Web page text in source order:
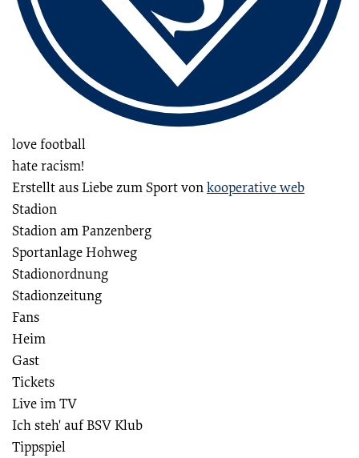
love football
hate racism!
Erstellt aus Liebe zum Sport von
kooperative web
Stadion
Stadion am Panzenberg
Sportanlage Hohweg
Stadionordnung
Stadionzeitung
Fans
Heim
Gast
Tickets
Live im TV
Ich steh' auf BSV Klub
Tippspiel